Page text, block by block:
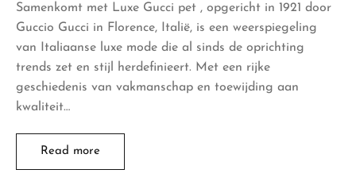
Samenkomt met Luxe Gucci pet , opgericht in 1921 door
Guccio Gucci in Florence, Italië, is een weerspiegeling
van Italiaanse luxe mode die al sinds de oprichting
trends zet en stijl herdefinieert. Met een rijke
geschiedenis van vakmanschap en toewijding aan
kwaliteit…
Read more